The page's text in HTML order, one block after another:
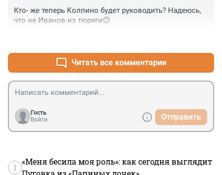
Кто- же теперь Колпино будет руководить? Надеюсь,
что не Иванов из тюряги😉
Читать все комментарии
Гость
Войти
Отправить
1
«Меня бесила моя роль»: как сегодня выглядит